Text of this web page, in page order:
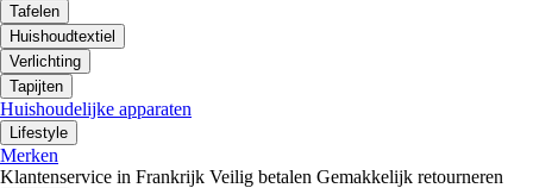
Tafelen
Huishoudtextiel
Verlichting
Tapijten
Huishoudelijke apparaten
Lifestyle
Merken
Klantenservice in Frankrijk Veilig betalen Gemakkelijk retourneren